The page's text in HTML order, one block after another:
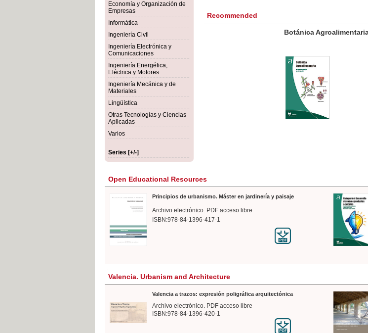
Economía y Organización de
Empresas
Informática
Ingeniería Civil
Ingeniería Electrónica y
Comunicaciones
Ingeniería Energética,
Eléctrica y Motores
Ingeniería Mecánica y de
Materiales
Lingüística
Otras Tecnologías y Ciencias
Aplicadas
Varios
Series [+/-]
Recommended
Botánica Agroalimentaria
€35.00
VAT INCLUDED
Open Educational Resources
Principios de urbanismo. Máster en jardinería y paisaje
Archivo electrónico. PDF acceso libre
ISBN:978-84-1396-417-1
Valencia. Urbanism and Architecture
Valencia a trazos: expresión poligráfica arquitectónica
Archivo electrónico. PDF acceso libre
ISBN:978-84-1396-420-1